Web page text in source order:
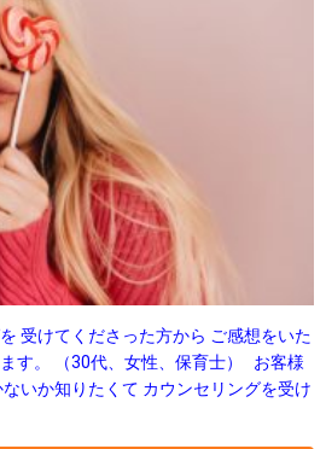
受けてくださった方から ご感想をいた
す。 （30代、女性、保育士） お客様
いか知りたくて カウンセリングを受け